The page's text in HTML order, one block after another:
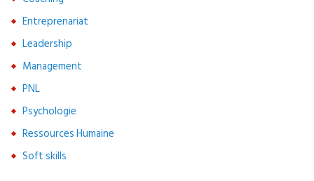
Entreprenariat
Leadership
Management
PNL
Psychologie
Ressources Humaine
Soft skills